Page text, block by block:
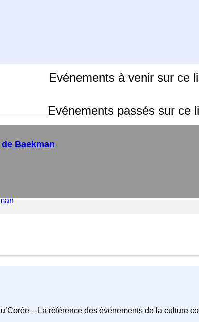
Evénements à venir sur ce
Evénements passés sur ce
Baekman
– La référence des événements de la culture